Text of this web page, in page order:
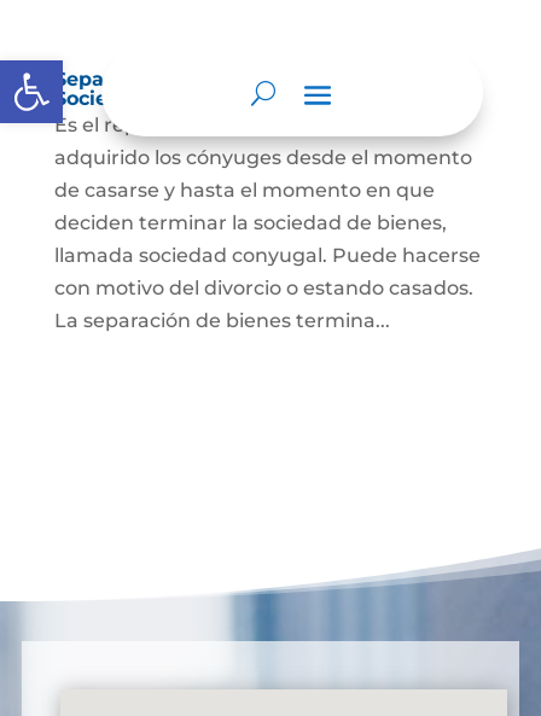
Abrir barra de herramientas
Separación de Bienes o Liquidación de
Sociedad Conyugal
Es el reparto de los bienes que han
adquirido los cónyuges desde el momento
de casarse y hasta el momento en que
deciden terminar la sociedad de bienes,
llamada sociedad conyugal. Puede hacerse
con motivo del divorcio o estando casados.
La separación de bienes termina...